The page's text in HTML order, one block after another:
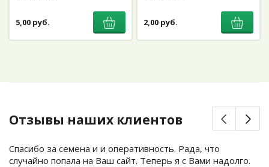
5,00 руб. 2,00 руб.
Отзывы наших клиентов
Спасибо за семена и и оперативность. Рада, что
случайно попала на Ваш сайт. Теперь я с Вами надолго.